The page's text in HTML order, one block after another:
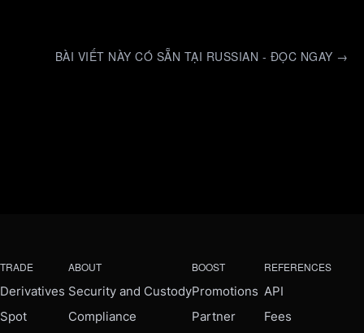
BÀI VIẾT NÀY CÓ SẴN TẠI RUSSIAN - ĐỌC NGAY →
TRADE
Derivatives
Spot
ABOUT
Security and Custody
Compliance
BOOST
Promotions
Partner
REFERENCES
API
Fees